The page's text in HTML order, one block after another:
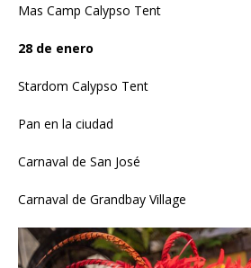
Mas Camp Calypso Tent
28 de enero
Stardom Calypso Tent
Pan en la ciudad
Carnaval de San José
Carnaval de Grandbay Village